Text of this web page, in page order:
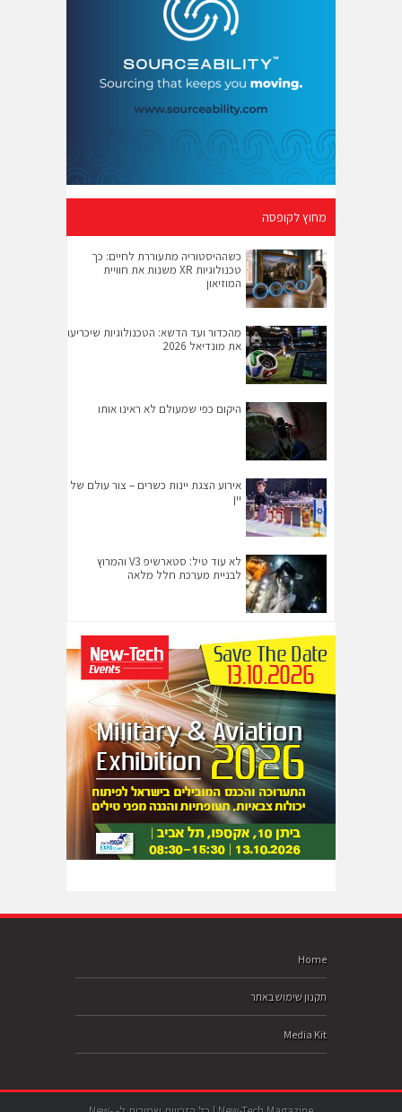
מחוץ לקופסה
כשההיסטוריה מתעוררת לחיים: כך
טכנולוגיות XR משנות את חוויית
המוזיאון
מהכדור ועד הדשא: הטכנולוגיות שיכריעו
את מונדיאל 2026
היקום כפי שמעולם לא ראינו אותו
אירוע הצגת יינות כשרים – צור עולם של
יין
לא עוד טיל: סטארשיפ V3 והמרוץ
לבניית מערכת חלל מלאה
Home
תקנון שימוש באתר
Media Kit